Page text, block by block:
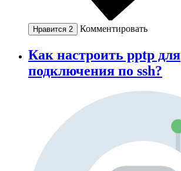
Нравится 2 Комментировать
Как настроить pptp для
подключения по ssh?